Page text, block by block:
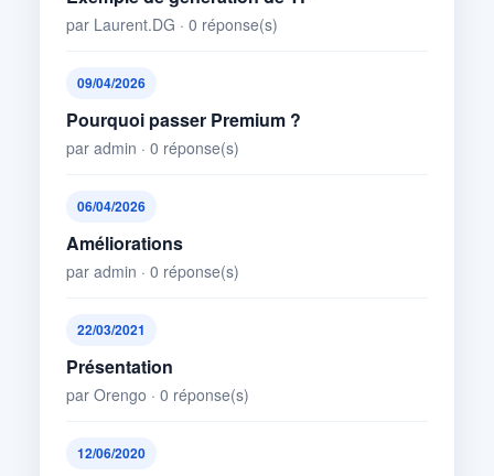
par Laurent.DG · 0 réponse(s)
09/04/2026
Pourquoi passer Premium ?
par admin · 0 réponse(s)
06/04/2026
Améliorations
par admin · 0 réponse(s)
22/03/2021
Présentation
par Orengo · 0 réponse(s)
12/06/2020